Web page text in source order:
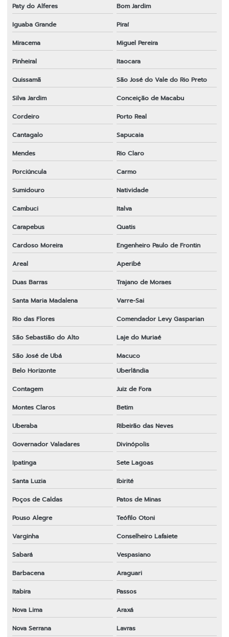
Peças para motosserra 52cc
Peças para roçadeira
Peças para roçadeira a gasolina
Peças para roçadeira importada em sp
Peças para roçadeira rio de janeiro
Peças para roçadeira rj
Peças para roçadeira em sp
Peças para roçadeira em sp
Ponteira completa para roçadeira
Preço de faca para roçadeira
Roçadeira 43cc
Roçadeira em sp
Tambor de embreagem para roçadeira em sp
Transmissão completa para roçadeira
Transmissão para roçadeira 28x9
Transmissão para roçadeira importada
Venda de peças para roçadeiras
Paty do Alferes
Bom Jardim
Iguaba Grande
Piraí
Miracema
Miguel Pereira
Pinheiral
Itaocara
Quissamã
São José do Vale do Rio Preto
Silva Jardim
Conceição de Macabu
Cordeiro
Porto Real
Cantagalo
Sapucaia
Mendes
Rio Claro
Porciúncula
Carmo
Sumidouro
Natividade
Cambuci
Italva
Carapebus
Quatis
Cardoso Moreira
Engenheiro Paulo de Frontin
Areal
Aperibé
Duas Barras
Trajano de Moraes
Santa Maria Madalena
Varre-Sai
Rio das Flores
Comendador Levy Gasparian
São Sebastião do Alto
Laje do Muriaé
São José de Ubá
Macuco
Belo Horizonte
Uberlândia
Contagem
Juiz de Fora
Montes Claros
Betim
Uberaba
Ribeirão das Neves
Governador Valadares
Divinópolis
Ipatinga
Sete Lagoas
Santa Luzia
Ibirité
Poços de Caldas
Patos de Minas
Pouso Alegre
Teófilo Otoni
Varginha
Conselheiro Lafaiete
Sabará
Vespasiano
Barbacena
Araguari
Itabira
Passos
Nova Lima
Araxá
Nova Serrana
Lavras